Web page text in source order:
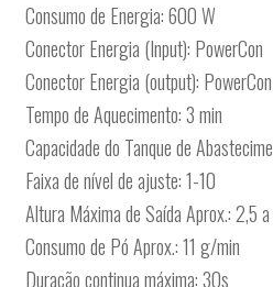
Consumo de Energia: 600 W
Conector Energia (Input): PowerCon
Conector Energia (output): PowerCon
Tempo de Aquecimento: 3 min
Capacidade do Tanque de
Faixa de nível de ajuste: 1-10
Altura Máxima de Saída Aprox.: 2,5
Consumo de Pó Aprox.: 11 g/min
Duração continua máxima: 30s